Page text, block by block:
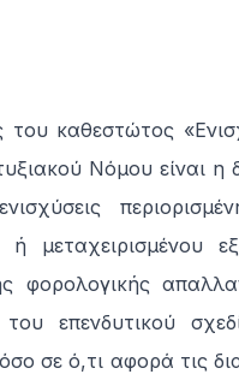
του καθεστώτος
Νόμου είναι η
ή
φορολογικής
του επενδυτικού
σε ό,τι αφορά τις